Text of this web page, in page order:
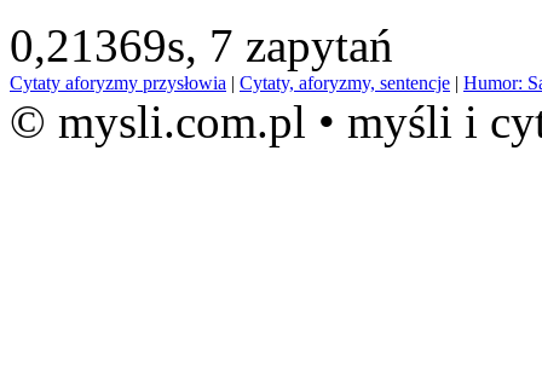
0,21369s, 7 zapytań
Cytaty aforyzmy przysłowia | Cytaty, aforyzmy, sentencje | Humor:
© mysli.com.pl • myśli i